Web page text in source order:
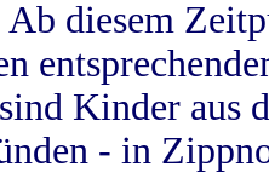
diesem
Kinder aus
- in